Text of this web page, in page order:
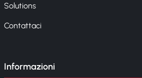
Solutions
Contattaci
Informazioni